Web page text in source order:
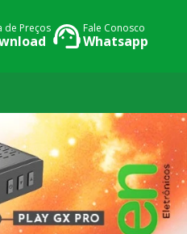
de Preços Fale Conosco
Whatsapp